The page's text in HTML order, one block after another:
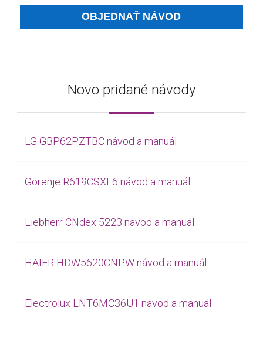
Novo pridané návody
LG GBP62PZTBC návod a manuál
Gorenje R619CSXL6 návod a manuál
Liebherr CNdex 5223 návod a manuál
HAIER HDW5620CNPW návod a manuál
Electrolux LNT6MC36U1 návod a manuál